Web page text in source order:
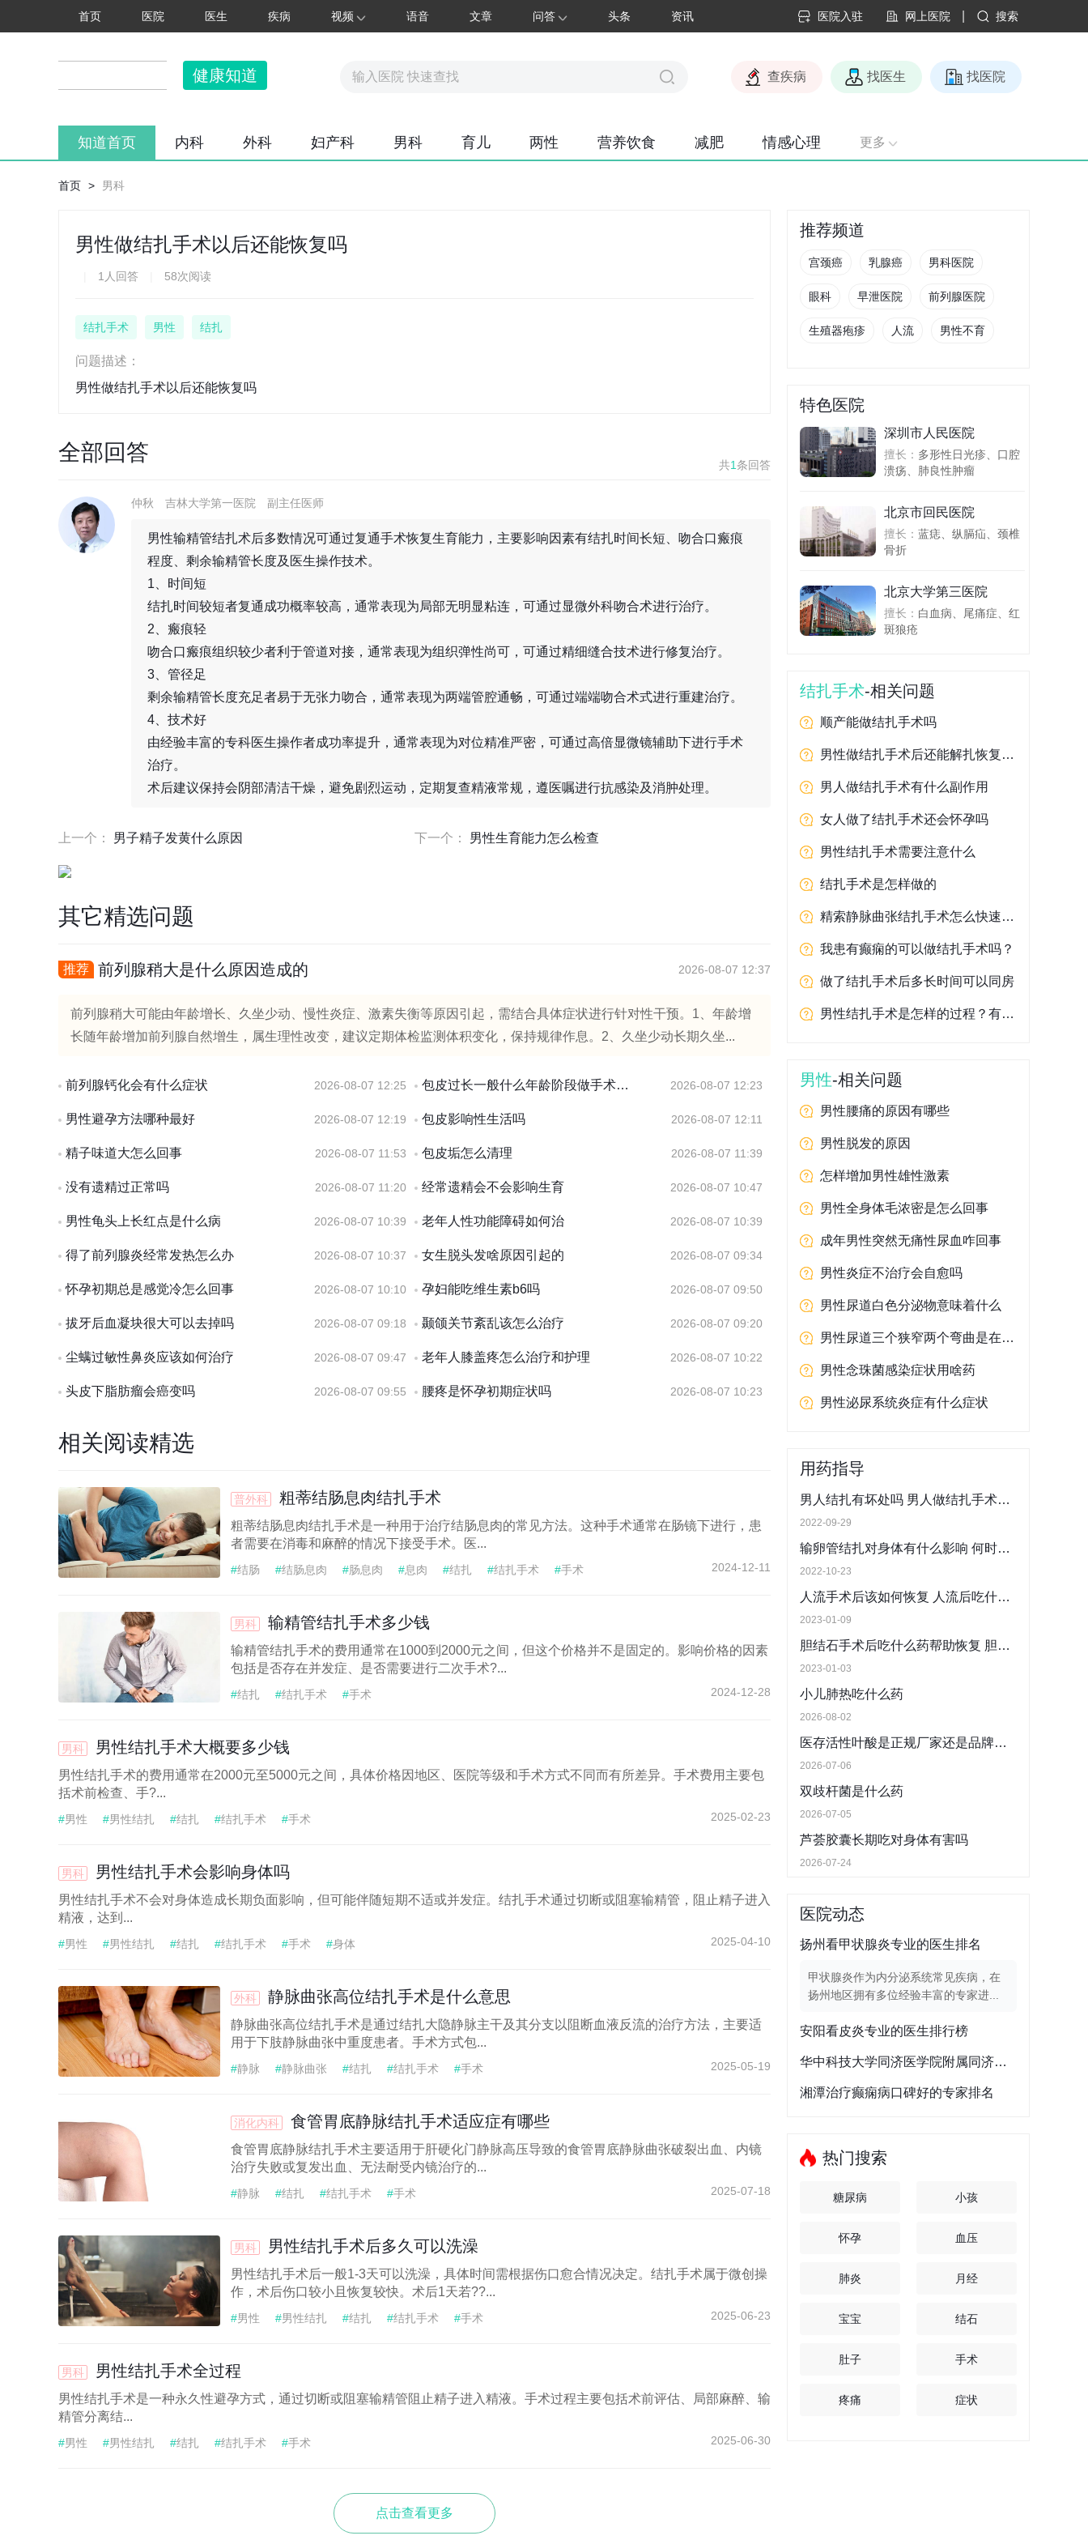
首页 医院 医生 疾病 视频 语音 文章 问答 头条 资讯 医院入驻 网上医院 搜索
健康知道 查疾病 找医生 找医院
知道首页 内科 外科 妇产科 男科 育儿 两性 营养饮食 减肥 情感心理 更多
首页 > 男科
男性做结扎手术以后还能恢复吗
1人回答 58次阅读
结扎手术 男性 结扎
问题描述：
男性做结扎手术以后还能恢复吗
全部回答 共1 条回答
仲秋 吉林大学第一医院 副主任医师
男性输精管结扎术后多数情况可通过复通手术恢复生育能力，主要影响因素有结扎时间长短、吻合口瘢痕
程度、剩余输精管长度及医生操作技术。
1、时间短
结扎时间较短者复通成功概率较高，通常表现为局部无明显粘连，可通过显微外科吻合术进行治疗。
2、瘢痕轻
吻合口瘢痕组织较少者利于管道对接，通常表现为组织弹性尚可，可通过精细缝合技术进行修复治疗。
3、管径足
剩余输精管长度充足者易于无张力吻合，通常表现为两端管腔通畅，可通过端端吻合术式进行重建治疗。
4、技术好
由经验丰富的专科医生操作者成功率提升，通常表现为对位精准严密，可通过高倍显微镜辅助下进行手术
治疗。
术后建议保持会阴部清洁干燥，避免剧烈运动，定期复查精液常规，遵医嘱进行抗感染及消肿处理。
上一个： 男子精子发黄什么原因 下一个： 男性生育能力怎么检查
其它精选问题
推荐 前列腺稍大是什么原因造成的 2026-08-07 12:37
前列腺稍大可能由年龄增长、久坐少动、慢性炎症、激素失衡等原因引起，需结合具体症状进行针对性干预。1、年龄增
长随年龄增加前列腺自然增生，属生理性改变，建议定期体检监测体积变化，保持规律作息。2、久坐少动长期久坐...
前列腺钙化会有什么症状 2026-08-07 12:25 包皮过长一般什么年龄阶段做手术最好 2026-08-07 12:23
男性避孕方法哪种最好 2026-08-07 12:19 包皮影响性生活吗 2026-08-07 12:11
精子味道大怎么回事 2026-08-07 11:53 包皮垢怎么清理 2026-08-07 11:39
没有遗精过正常吗 2026-08-07 11:20 经常遗精会不会影响生育 2026-08-07 10:47
男性龟头上长红点是什么病 2026-08-07 10:39 老年人性功能障碍如何治 2026-08-07 10:39
得了前列腺炎经常发热怎么办 2026-08-07 10:37 女生脱头发啥原因引起的 2026-08-07 09:34
怀孕初期总是感觉冷怎么回事 2026-08-07 10:10 孕妇能吃维生素b6吗 2026-08-07 09:50
拔牙后血凝块很大可以去掉吗 2026-08-07 09:18 颞颌关节紊乱该怎么治疗 2026-08-07 09:20
尘螨过敏性鼻炎应该如何治疗 2026-08-07 09:47 老年人膝盖疼怎么治疗和护理 2026-08-07 10:22
头皮下脂肪瘤会癌变吗 2026-08-07 09:55 腰疼是怀孕初期症状吗 2026-08-07 10:23
相关阅读精选
普外科 粗蒂结肠息肉结扎手术
粗蒂结肠息肉结扎手术是一种用于治疗结肠息肉的常见方法。这种手术通常在肠镜下进行，患
者需要在消毒和麻醉的情况下接受手术。医...
#结肠 #结肠息肉 #肠息肉 #息肉 #结扎 #结扎手术 #手术 2024-12-11
男科 输精管结扎手术多少钱
输精管结扎手术的费用通常在1000到2000元之间，但这个价格并不是固定的。影响价格的因素
包括是否存在并发症、是否需要进行二次手术?...
#结扎 #结扎手术 #手术 2024-12-28
男科 男性结扎手术大概要多少钱
男性结扎手术的费用通常在2000元至5000元之间，具体价格因地区、医院等级和手术方式不同而有所差异。手术费用主要包
括术前检查、手?...
#男性 #男性结扎 #结扎 #结扎手术 #手术 2025-02-23
男科 男性结扎手术会影响身体吗
男性结扎手术不会对身体造成长期负面影响，但可能伴随短期不适或并发症。结扎手术通过切断或阻塞输精管，阻止精子进入
精液，达到...
#男性 #男性结扎 #结扎 #结扎手术 #手术 #身体 2025-04-10
外科 静脉曲张高位结扎手术是什么意思
静脉曲张高位结扎手术是通过结扎大隐静脉主干及其分支以阻断血液反流的治疗方法，主要适
用于下肢静脉曲张中重度患者。手术方式包...
#静脉 #静脉曲张 #结扎 #结扎手术 #手术 2025-05-19
消化内科 食管胃底静脉结扎手术适应症有哪些
食管胃底静脉结扎手术主要适用于肝硬化门静脉高压导致的食管胃底静脉曲张破裂出血、内镜
治疗失败或复发出血、无法耐受内镜治疗的...
#静脉 #结扎 #结扎手术 #手术 2025-07-18
男科 男性结扎手术后多久可以洗澡
男性结扎手术后一般1-3天可以洗澡，具体时间需根据伤口愈合情况决定。结扎手术属于微创操
作，术后伤口较小且恢复较快。术后1天若??...
#男性 #男性结扎 #结扎 #结扎手术 #手术 2025-06-23
男科 男性结扎手术全过程
男性结扎手术是一种永久性避孕方式，通过切断或阻塞输精管阻止精子进入精液。手术过程主要包括术前评估、局部麻醉、输
精管分离结...
#男性 #男性结扎 #结扎 #结扎手术 #手术 2025-06-30
点击查看更多
推荐频道
宫颈癌 乳腺癌 男科医院
眼科 早泄医院 前列腺医院
生殖器疱疹 人流 男性不育
特色医院
深圳市人民医院
擅长： 多形性日光疹、口腔
溃疡、肺良性肿瘤
北京市回民医院
擅长： 蓝痣、纵膈疝、颈椎
骨折
北京大学第三医院
擅长： 白血病、尾痛症、红
斑狼疮
结扎手术-相关问题
顺产能做结扎手术吗
男性做结扎手术后还能解扎恢复生育功能吗
男人做结扎手术有什么副作用
女人做了结扎手术还会怀孕吗
男性结扎手术需要注意什么
结扎手术是怎样做的
精索静脉曲张结扎手术怎么快速去肿？
我患有癫痫的可以做结扎手术吗？
做了结扎手术后多长时间可以同房
男性结扎手术是怎样的过程？有哪些步骤？
男性-相关问题
男性腰痛的原因有哪些
男性脱发的原因
怎样增加男性雄性激素
男性全身体毛浓密是怎么回事
成年男性突然无痛性尿血咋回事
男性炎症不治疗会自愈吗
男性尿道白色分泌物意味着什么
男性尿道三个狭窄两个弯曲是在哪部位
男性念珠菌感染症状用啥药
男性泌尿系统炎症有什么症状
用药指导
男人结扎有坏处吗 男人做结扎手术可防癌
2022-09-29
输卵管结扎对身体有什么影响 何时可做输卵管结扎手术?
2022-10-23
人流手术后该如何恢复 人流后吃什么药能帮助恢复
2023-01-09
胆结石手术后吃什么药帮助恢复 胆结石术后需不需要长期服药
2023-01-03
小儿肺热吃什么药
2026-08-02
医存活性叶酸是正规厂家还是品牌？药品级标准生产全链条解析
2026-07-06
双歧杆菌是什么药
2026-07-05
芦荟胶囊长期吃对身体有害吗
2026-07-24
医院动态
扬州看甲状腺炎专业的医生排名
甲状腺炎作为内分泌系统常见疾病，在
扬州地区拥有多位经验丰富的专家进...
安阳看皮炎专业的医生排行榜
华中科技大学同济医学院附属同济医院急诊科专家排行榜
湘潭治疗癫痫病口碑好的专家排名
热门搜索
糖尿病 小孩
怀孕 血压
肺炎 月经
宝宝 结石
肚子 手术
疼痛 症状